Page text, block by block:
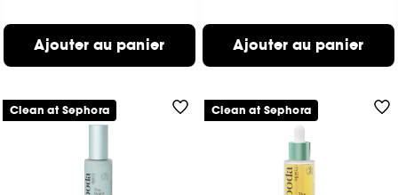
Ajouter au panier Ajouter au panier
Clean at Sephora Clean at Sephora